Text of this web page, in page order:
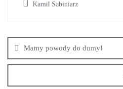
Kamil Sabiniarz
Mamy powody do dumy!